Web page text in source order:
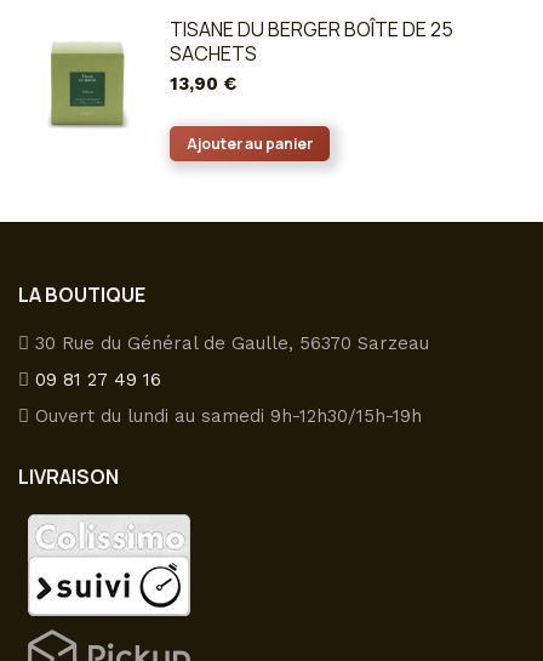
a
choisies
du
TISANE DU BERGER BOÎTE DE 25
SACHETS
13,90 €
Ajouter au panier
LA BOUTIQUE
30 Rue du Général de Gaulle, 56370 Sarzeau
09 81 27 49 16
Ouvert du lundi au samedi 9h-12h30/15h-19h
LIVRAISON